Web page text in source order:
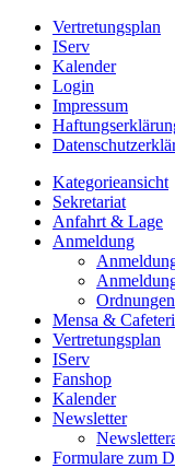
Vertretungsplan
IServ
Kalender
Login
Impressum
Kategorieansicht
Sekretariat
Anfahrt & Lage
Anmeldung
Mensa &
Vertretungsplan
IServ
Fanshop
Kalender
Newsletter
Formulare zum